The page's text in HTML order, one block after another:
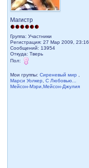
Магистр
Группа: Участники
Регистрация: 27 Мар 2009, 23:16
Сообщений: 13954
Откуда: Тверь
Пол:
Мои группы:Сиреневый мир
Марси Уолкер
,С Любовью...
Мейсон-Мэри,Мейсон-Джулия